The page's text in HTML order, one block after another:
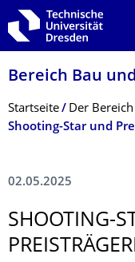
Zur Hauptnavigation
Zur Suche springen
Zum Inhalt springen
Bereich Bau
Breadcrumb-Menü
Startseite Der Bereich
02.05.2025
SHOOTING-